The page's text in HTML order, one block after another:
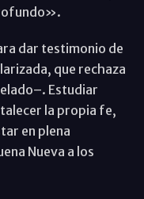
dar testimonio de
que rechaza
Estudiar
la propia fe,
en plena
Nueva a los